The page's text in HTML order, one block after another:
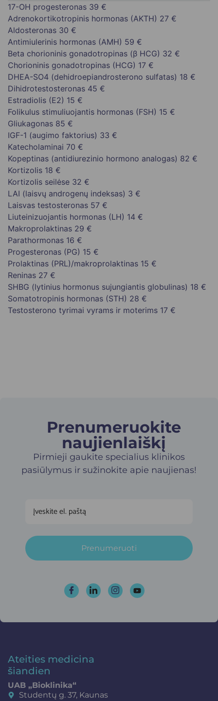
17-OH progesteronas 39 €
Adrenokortikotropinis hormonas (AKTH) 27 €
Aldosteronas 30 €
Antimiulerinis hormonas (AMH) 59 €
Beta chorioninis gonadotropinas (β HCG) 32 €
Chorioninis gonadotropinas (HCG) 17 €
DHEA-SO4 (dehidroepiandrosterono sulfatas) 18 €
Dihidrotestosteronas 45 €
Estradiolis (E2) 15 €
Folikulus stimuliuojantis hormonas (FSH) 15 €
Gliukagonas 85 €
IGF-1 (augimo faktorius) 33 €
Katecholaminai 70 €
Kopeptinas (antidiurezinio hormono analogas) 82 €
Kortizolis 18 €
Kortizolis seilėse 32 €
LAI (laisvų androgenų indeksas) 3 €
Laisvas testosteronas 57 €
Liuteinizuojantis hormonas (LH) 14 €
Makroprolaktinas 29 €
Parathormonas 16 €
Progesteronas (PG) 15 €
Prolaktinas (PRL)/makroprolaktinas 15 €
Reninas 27 €
SHBG (lytinius hormonus sujungiantis globulinas) 18 €
Somatotropinis hormonas (STH) 28 €
Testosterono tyrimai vyrams ir moterims 17 €
Prenumeruokite
naujienlaiškį​
Pirmieji gaukite specialius klinikos
pasiūlymus ir sužinokite apie naujienas!
Prenumeruoti
Ateities medicina
šiandien
UAB „Bioklinika“
Studentų g. 37, Kaunas